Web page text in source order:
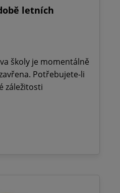
letních
školy je momentálně
Potřebujete-li
záležitosti